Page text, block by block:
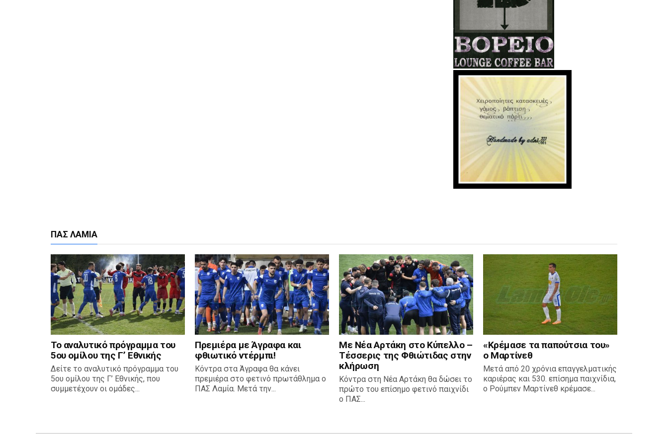
ΠΑΣ ΛΑΜΊΑ
Το αναλυτικό πρόγραμμα του
5ου ομίλου της Γ’ Εθνικής
Δείτε το αναλυτικό πρόγραμμα του
5ου ομίλου της Γ’ Εθνικής, που
συμμετέχουν οι ομάδες...
Πρεμιέρα με Άγραφα και
φθιωτικό ντέρμπι!
Κόντρα στα Άγραφα θα κάνει
πρεμιέρα στο φετινό πρωτάθλημα ο
ΠΑΣ Λαμία. Μετά την...
Με Νέα Αρτάκη στο Κύπελλο –
Τέσσερις της Φθιώτιδας στην
κλήρωση
Κόντρα στη Νέα Αρτάκη θα δώσει το
πρώτο του επίσημο φετινό παιχνίδι
ο ΠΑΣ...
«Κρέμασε τα παπούτσια του»
ο Μαρτίνεθ
Μετά από 20 χρόνια επαγγελματικής
καριέρας και 530. επίσημα παιχνίδια,
ο Ρούμπεν Μαρτίνεθ κρέμασε...